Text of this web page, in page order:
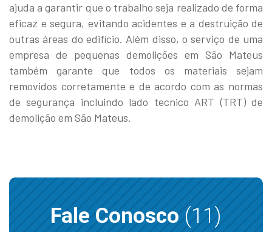
ajuda a garantir que o trabalho seja realizado de forma
eficaz e segura, evitando acidentes e a destruição de
outras áreas do edifício. Além disso, o serviço de uma
empresa de pequenas demolições em São Mateus
também garante que todos os materiais sejam
removidos corretamente e de acordo com as normas
de segurança incluindo lado tecnico ART (TRT) de
demolição em São Mateus.
Fale Conosco(11)